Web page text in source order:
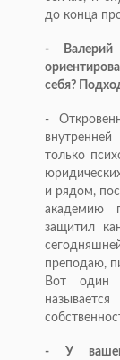
до конца
-
себя?
-
внутренней
только
и рядом,
академию
защитил
преподаю,
Вот один
- У